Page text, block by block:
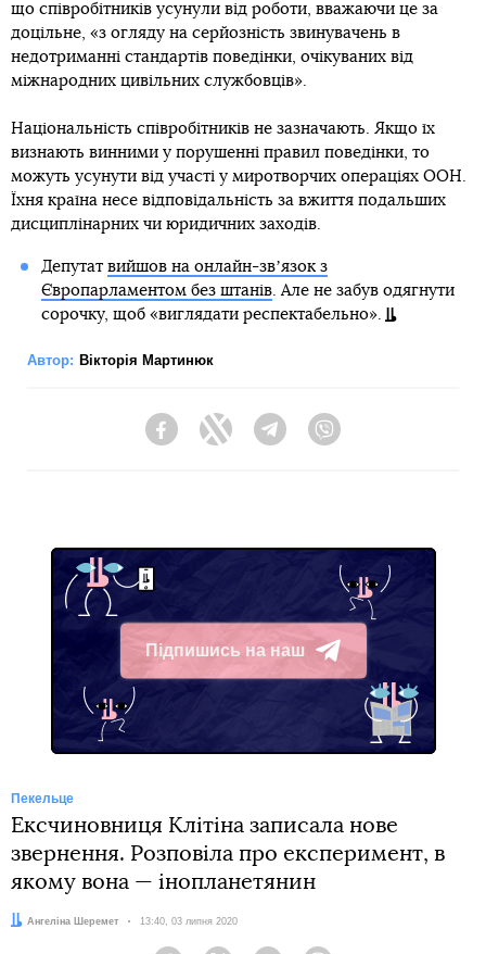
що співробітників усунули від роботи, вважаючи це за
доцільне, «з огляду на серйозність звинувачень в
недотриманні стандартів поведінки, очікуваних від
міжнародних цивільних службовців».
Національність співробітників не зазначають. Якщо їх
визнають винними у порушенні правил поведінки, то
можуть усунути від участі у миротворчих операціях ООН.
Їхня країна несе відповідальність за вжиття подальших
дисциплінарних чи юридичних заходів.
Депутат вийшов на онлайн-звʼязок з
Європарламентом без штанів. Але не забув одягнути
сорочку, щоб «виглядати респектабельно».
Автор: Вікторія Мартинюк
FacebookTwitter Telegram
Підпишись на наш
Telegram
Пекельце
Ексчиновниця Клітіна записала нове
звернення. Розповіла про експеримент, в
якому вона — інопланетянин
Автор:
Ангеліна Шеремет Дата:
13:40, 03 липня 2020